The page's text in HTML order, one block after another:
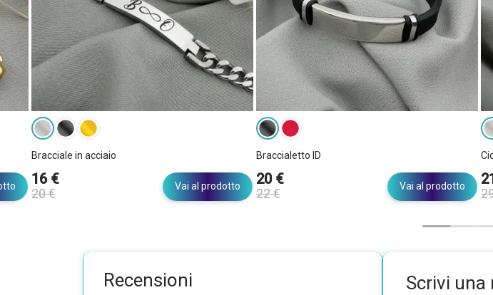
Bracciale in acciaio
16 €
20 €
Vai al prodotto
Braccialetto ID
20 €
22 €
Vai al prodotto
Recensioni Scrivi una